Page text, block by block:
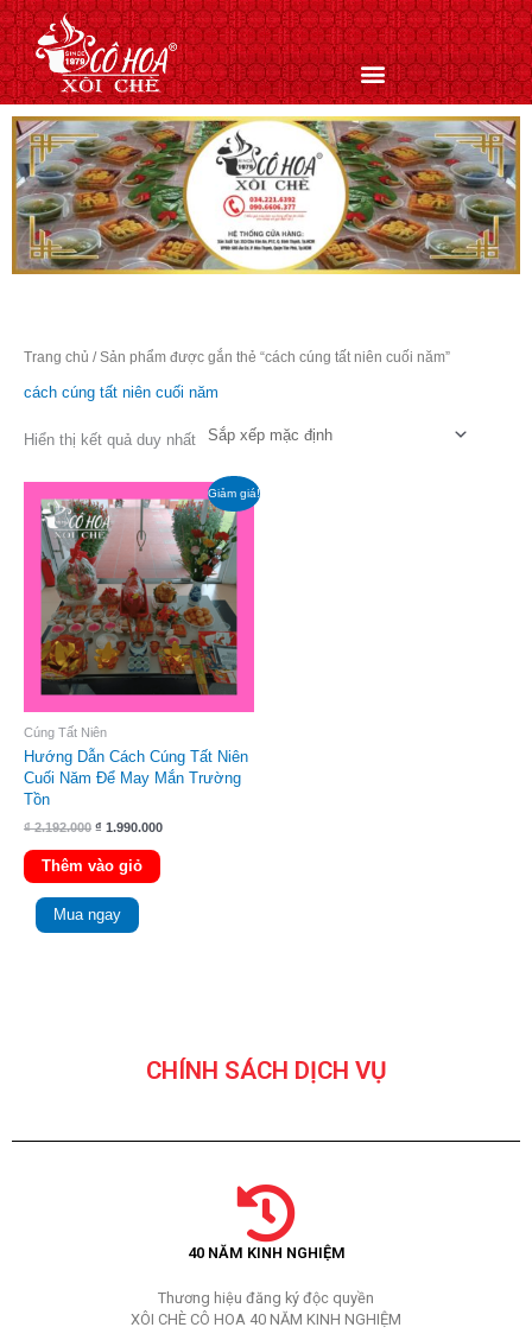
Nhảy
tới
nội
dung
Trang chủ / Sản phẩm được gắn thẻ “cách cúng tất niên cuối năm”
cách cúng tất niên cuối năm
Hiển thị kết quả duy nhất
Giảm giá!
Cúng Tất Niên
Hướng Dẫn Cách Cúng Tất Niên
Cuối Năm Để May Mắn Trường
Tồn
₫2.192.000
gốc
là:
₫ 2.192.000.
₫ 1.990.000
hiện
tại
là:
₫ 1.990.000.
Thêm vào giỏ
Mua ngay
CHÍNH SÁCH DỊCH VỤ
40 NĂM KINH NGHIỆM
Thương hiệu đăng ký độc quyền
XÔI CHÈ CÔ HOA 40 NĂM KINH NGHIỆM